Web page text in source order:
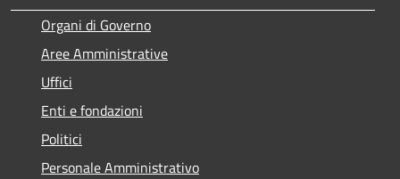
Organi di Governo
Aree Amministrative
Uffici
Enti e fondazioni
Politici
Personale Amministrativo